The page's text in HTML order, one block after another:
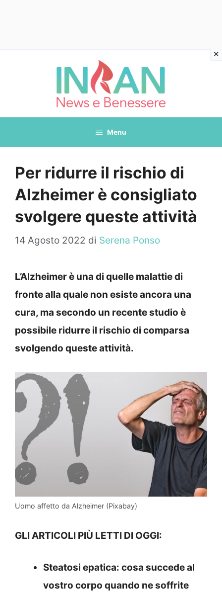
Menu
Per ridurre il rischio di
Alzheimer è consigliato
svolgere queste attività
14 Agosto 2022 di Serena Ponso
L’Alzheimer è una di quelle malattie di
fronte alla quale non esiste ancora una
cura, ma secondo un recente studio è
possibile ridurre il rischio di comparsa
svolgendo queste attività.
Uomo affetto da Alzheimer (Pixabay)
GLI ARTICOLI PIÙ LETTI DI OGGI:
Steatosi epatica: cosa succede al
vostro corpo quando ne soffrite